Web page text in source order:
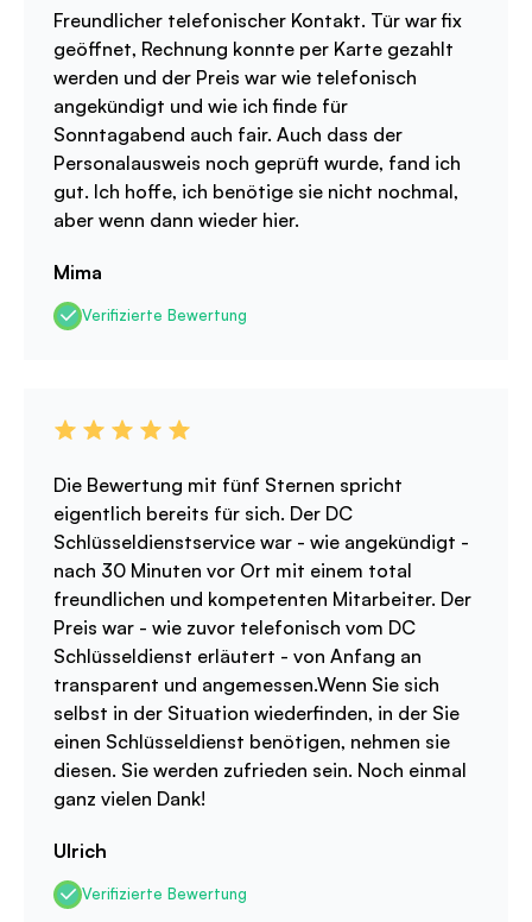
Freundlicher telefonischer Kontakt. Tür war fix
geöffnet, Rechnung konnte per Karte gezahlt
werden und der Preis war wie telefonisch
angekündigt und wie ich finde für
Sonntagabend auch fair. Auch dass der
Personalausweis noch geprüft wurde, fand ich
gut. Ich hoffe, ich benötige sie nicht nochmal,
aber wenn dann wieder hier.
Mima
Verifizierte Bewertung
Die Bewertung mit fünf Sternen spricht
eigentlich bereits für sich. Der DC
Schlüsseldienstservice war - wie angekündigt -
nach 30 Minuten vor Ort mit einem total
freundlichen und kompetenten Mitarbeiter. Der
Preis war - wie zuvor telefonisch vom DC
Schlüsseldienst erläutert - von Anfang an
transparent und angemessen.Wenn Sie sich
selbst in der Situation wiederfinden, in der Sie
einen Schlüsseldienst benötigen, nehmen sie
diesen. Sie werden zufrieden sein. Noch einmal
ganz vielen Dank!
Ulrich
Verifizierte Bewertung